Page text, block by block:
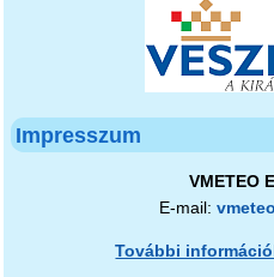
Impresszum
VMETEO
E-mail:
További